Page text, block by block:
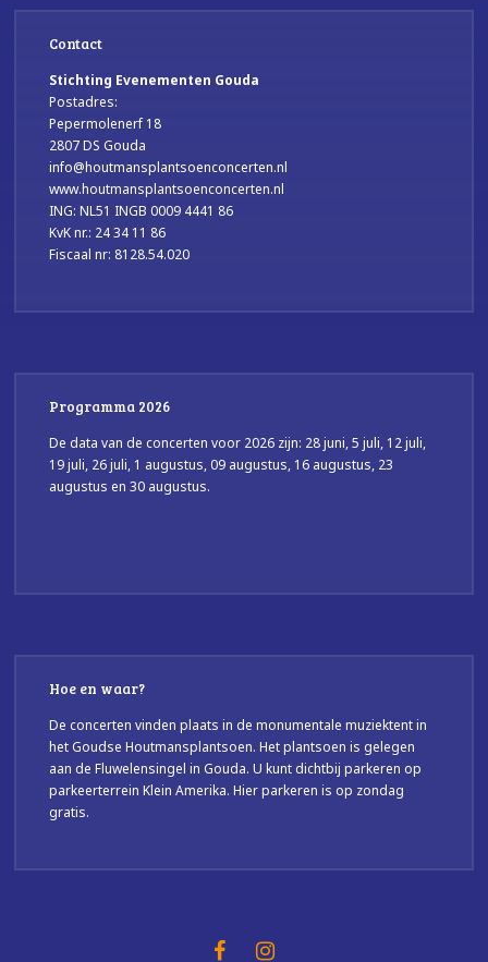
Contact
Stichting Evenementen Gouda
Postadres:
Pepermolenerf 18
2807 DS Gouda
info@houtmansplantsoenconcerten.nl
www.houtmansplantsoenconcerten.nl
ING: NL51 INGB 0009 4441 86
KvK nr.: 24 34 11 86
Fiscaal nr: 8128.54.020
Programma 2026
De data van de concerten voor 2026 zijn: 28 juni, 5 juli, 12 juli,
19 juli, 26 juli, 1 augustus, 09 augustus, 16 augustus, 23
augustus en 30 augustus.
Hoe en waar?
De concerten vinden plaats in de monumentale muziektent in
het Goudse Houtmansplantsoen. Het plantsoen is gelegen
aan de Fluwelensingel in Gouda. U kunt dichtbij parkeren op
parkeerterrein Klein Amerika. Hier parkeren is op zondag
gratis.